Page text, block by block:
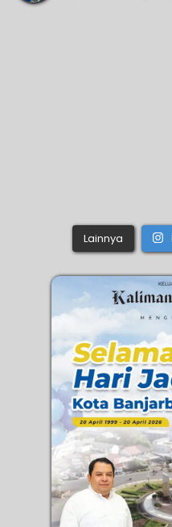
Lainnya